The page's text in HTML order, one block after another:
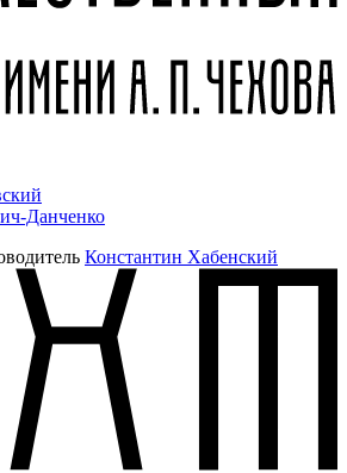
Данченко
Константин Хабенский